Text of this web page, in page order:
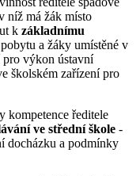
níž má žák místo
k základnímu
a žáky umístěné v
pro výkon ústavní
školském zařízení pro
kompetence ředitele
ve střední škole -
docházku a podmínky